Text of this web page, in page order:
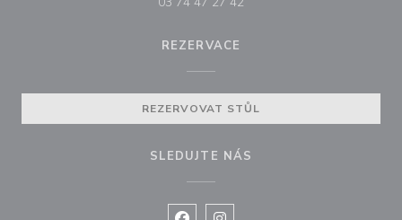
REZERVACE
REZERVOVAT STŮL
SLEDUJTE NÁS